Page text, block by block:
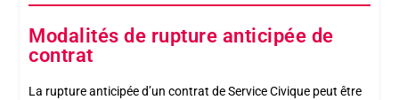
Modalités de rupture anticipée de
contrat
La rupture anticipée d’un contrat de Service Civique peut être